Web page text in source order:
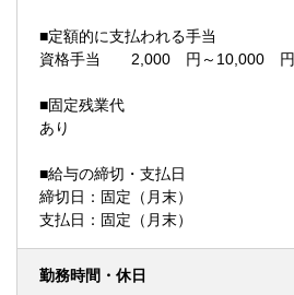
■定額的に支払われる手当
資格手当 2,000 円～10,000 円
■固定残業代
あり
■給与の締切・支払日
締切日：固定（月末）
支払日：固定（月末）
勤務時間・休日